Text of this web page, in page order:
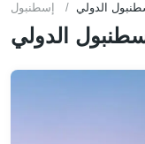
إسطنبول الدولي
الدولي